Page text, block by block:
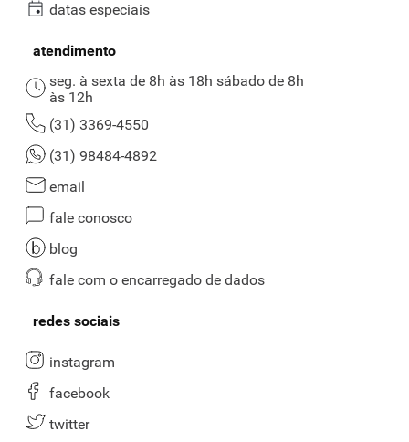
datas especiais
atendimento
seg. à sexta de 8h às 18h sábado de 8h
às 12h
(31) 3369-4550
(31) 98484-4892
email
fale conosco
blog
fale com o encarregado de dados
redes sociais
instagram
facebook
twitter